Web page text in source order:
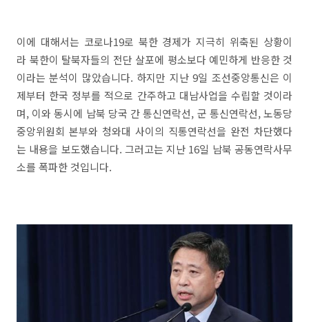
이에 대해서는 코로나19로 북한 경제가 지극히 위축된 상황이
라 북한이 탈북자들의 전단 살포에 평소보다 예민하게 반응한 것
이라는 분석이 많았습니다. 하지만 지난 9일 조선중앙통신은 이
제부터 한국 정부를 적으로 간주하고 대남사업을 수립할 것이라
며, 이와 동시에 남북 당국 간 통신연락선, 군 통신연락선, 노동당
중앙위원회 본부와 청와대 사이의 직통연락선을 완전 차단했다
는 내용을 보도했습니다. 그러고는 지난 16일 남북 공동연락사무
소를 폭파한 것입니다.